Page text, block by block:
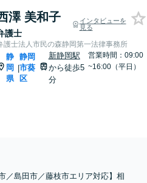
澤 美和子
護士
インタビューを
見る
護士法人市民の森静岡第一法律事務所
静
岡
県
|
静岡
市葵
区
新静岡駅
から徒歩5
分
営業時間：09:00
~16:00（平日）
／島田市／藤枝市エリア対応】相